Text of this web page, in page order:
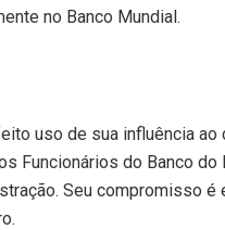
no Banco Mundial.
uso de sua influência
Funcionários do Banco
Seu compromisso é